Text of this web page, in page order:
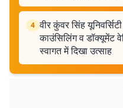
4 वीर कुंवर सिंह
काउंसिलिंग व डॉक्यूमेंट
स्वागत में दिखा उत्साह